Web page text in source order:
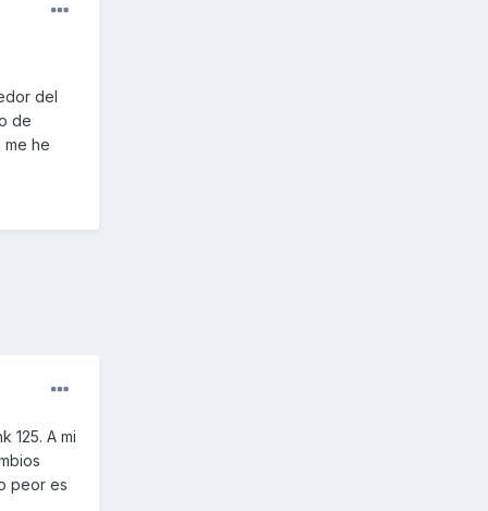
del
de
he
125. A mi
peor es